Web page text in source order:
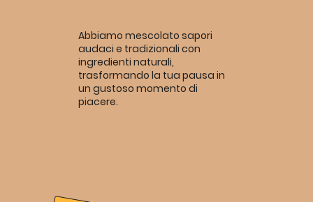
Abbiamo mescolato sapori
audaci e tradizionali con
ingredienti naturali,
trasformando la tua pausa in
un gustoso momento di
piacere.